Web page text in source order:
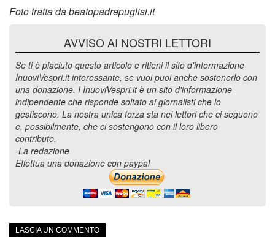
Foto tratta da beatopadrepuglisi.it
AVVISO AI NOSTRI LETTORI
Se ti è piaciuto questo articolo e ritieni il sito d'informazione
InuoviVespri.it interessante, se vuoi puoi anche sostenerlo con
una donazione. I InuoviVespri.it è un sito d'informazione
indipendente che risponde soltato ai giornalisti che lo
gestiscono. La nostra unica forza sta nei lettori che ci seguono
e, possibilmente, che ci sostengono con il loro libero
contributo.
-La redazione
Effettua una donazione con paypal
LASCIA UN COMMENTO